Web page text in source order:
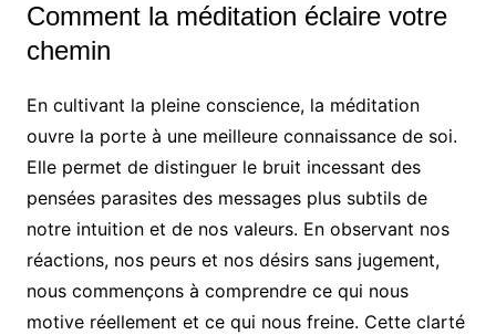
Comment la méditation éclaire votre
chemin
En cultivant la pleine conscience, la méditation
ouvre la porte à une meilleure connaissance de soi.
Elle permet de distinguer le bruit incessant des
pensées parasites des messages plus subtils de
notre intuition et de nos valeurs. En observant nos
réactions, nos peurs et nos désirs sans jugement,
nous commençons à comprendre ce qui nous
motive réellement et ce qui nous freine. Cette clarté